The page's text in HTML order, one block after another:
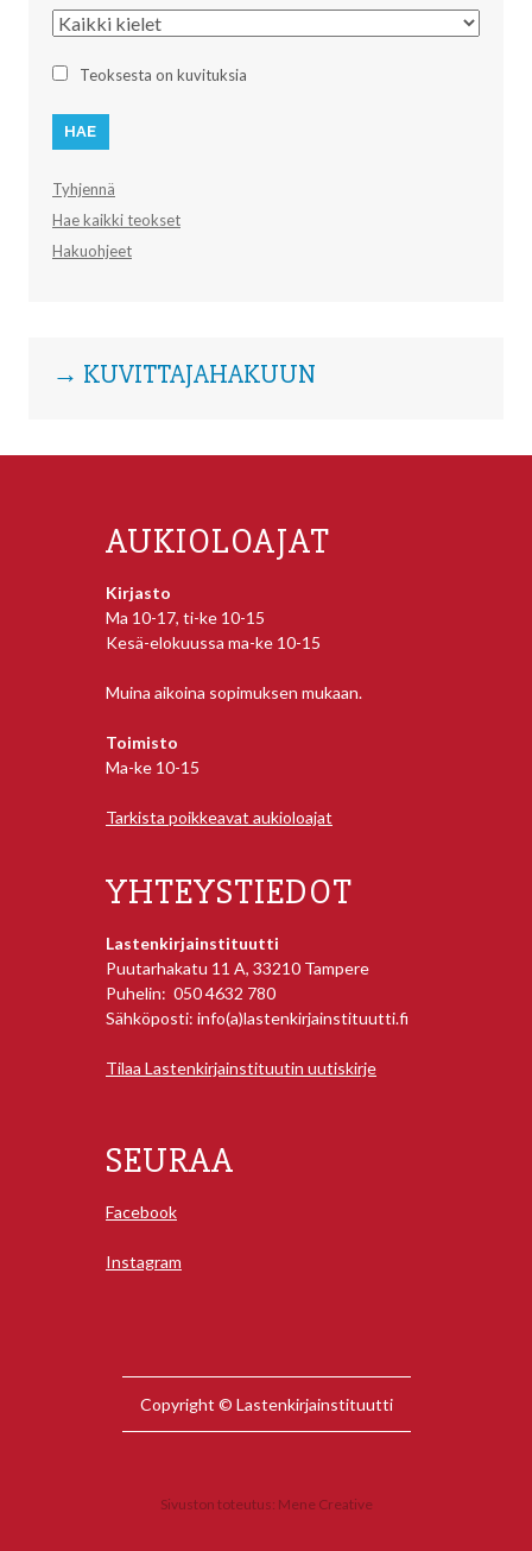
Kieli
Teoksesta on kuvituksia
Tyhjennä
Hae kaikki teokset
Hakuohjeet
→ KUVITTAJAHAKUUN
AUKIOLOAJAT
Kirjasto
Ma 10-17, ti-ke 10-15
Kesä-elokuussa ma-ke 10-15
Muina aikoina sopimuksen mukaan.
Toimisto
Ma-ke 10-15
Tarkista poikkeavat aukioloajat
YHTEYSTIEDOT
Lastenkirjainstituutti
Puutarhakatu 11 A, 33210 Tampere
Puhelin: 050 4632 780
Sähköposti: info(a)lastenkirjainstituutti.fi
Tilaa Lastenkirjainstituutin uutiskirje
SEURAA
Facebook
Instagram
Copyright © Lastenkirjainstituutti
Sivuston toteutus: Mene Creative